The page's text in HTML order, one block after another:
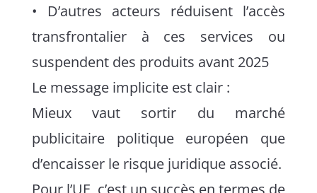
• D’autres acteurs réduisent l’accès
transfrontalier à ces services ou
suspendent des produits avant 2025
Le message implicite est clair :
Mieux vaut sortir du marché
publicitaire politique européen que
d’encaisser le risque juridique associé.
Pour l’UE, c’est un succès en termes de